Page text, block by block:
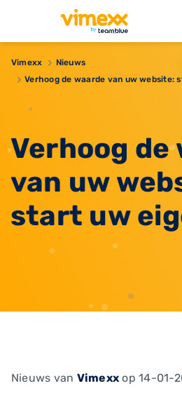
Vimexx
Nieuws
Verhoog de waarde van uw website:
Verhoog de
van uw
start uw
Nieuws van Vimexx op 14-01-